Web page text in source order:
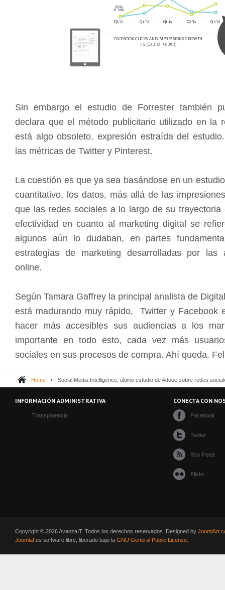
Sin embargo el estudio de Forrester también
declara que el método publicitario utilizado en la
está algo obsoleto, expresión estraída del
las métricas de Twitter y Pinterest.
La cuestión es que ya sea basándose en un
cuantitativo, los datos, más allá de las
que las redes sociales a lo largo de su trayectoria
efectividad en cuanto al marketing digital se
algunos aún lo dudaban, en partes
estrategias de marketing desarrolladas por las
online.
Según Tamara Gaffrey la principal analista de
está madurando muy rápido, Twitter y Facebook
hacer más accesibles sus audiencias a los
importante en todo esto, cada vez más
sociales en sus procesos de compra. Ahí queda.
Home Social Media Intelligence, último estudio de Adobe sobre redes
INFORMACIÓN ADMINISTRATIVA
Transparencia
CONECTA CON
Facebook
Twitter
Rss Feed
Flickr
Copyright © 2026 AvanzaIT. Todos los derechos reservados. Designed by
Joomla! es software libre, liberado bajo la GNU General Public License.